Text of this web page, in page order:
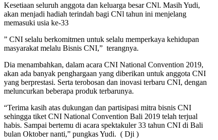
Kesetiaan seluruh anggota dan keluarga besar CNl. Masih Yudi,
akan menjadi hadiah terindah bagi CNl tahun ini menjelang
memasuki usia ke-33
” CNI selalu berkomitmen untuk selalu memperkaya kehidupan
masyarakat melalu Bisnis CNI,” terangnya.
Dia menambahkan, dalam acara CNI National Convention 2019,
akan ada banyak penghargaan yang diberikan untuk anggota CNI
yang berprestasi. Serta terobosan dan inovasi terbaru CNI, dengan
meluncurkan beberapa produk terbarunya.
“Terima kasih atas dukungan dan partisipasi mitra bisnis CNI
sehingga tiket CNI National Convention Bali 2019 telah terjual
habis. Sampai bertemu di acara spektakuler 33 tahun CNI di Bali
bulan Oktober nanti,” pungkas Yudi. ( Dji )